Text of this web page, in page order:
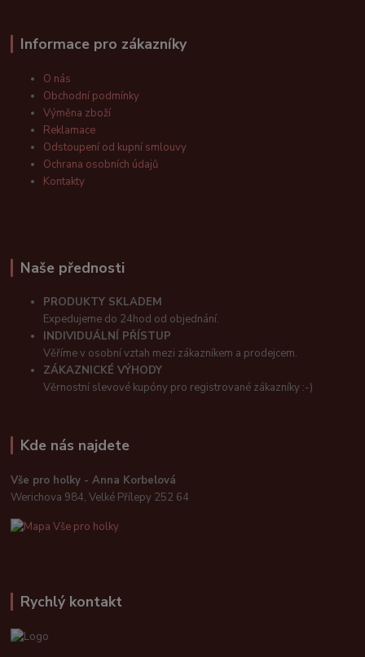
Informace pro zákazníky
O nás
Obchodní podmínky
Výměna zboží
Reklamace
Odstoupení od kupní smlouvy
Ochrana osobních údajů
Kontakty
Naše přednosti
PRODUKTY SKLADEM
Expedujeme do 24hod od objednání.
INDIVIDUÁLNÍ PŘÍSTUP
Věříme v osobní vztah mezi zákazníkem a prodejcem.
ZÁKAZNICKÉ VÝHODY
Věrnostní slevové kupóny pro registrované zákazníky :-)
Kde nás najdete
Vše pro holky - Anna Korbelová
Werichova 984, Velké Přílepy 252 64
Rychlý kontakt